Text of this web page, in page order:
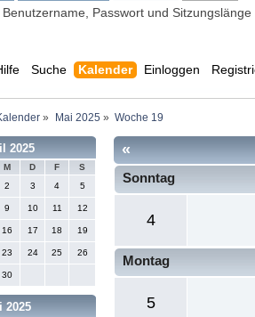
Passwort und Sitzungslänge
Suche Kalender Einloggen
» Mai 2025 » Woche 19
2025
M D F
S
2 3 4 5
9 10 11 12
16 17 18 19
23 24 25 26
30
2025
«
Sonntag
4
Montag
5